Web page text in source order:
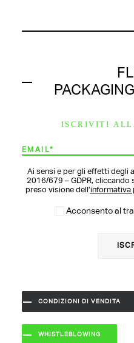
ISCRIVITI
Ai sensi e per gli effetti degli
2016/679 – GDPR, cliccando
preso visione dell’informativa
Acconsento al
CONDIZIONI DI VENDITA
WHISTLEBLOWING